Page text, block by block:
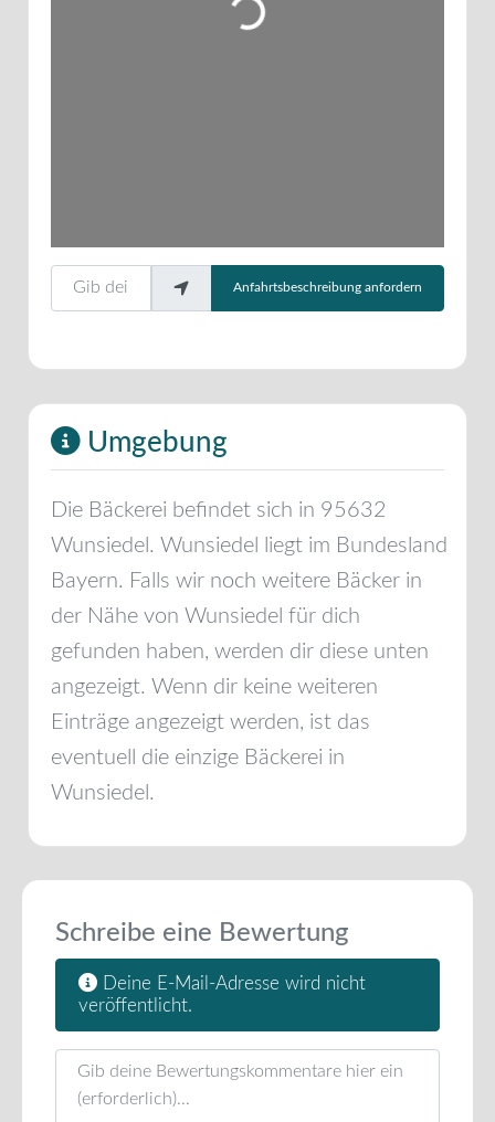
Wird geladen …
Gib deinen Standort ein.
Anfahrtsbeschreibung anfordern
Umgebung
Die Bäckerei befindet sich in 95632
Wunsiedel . Wunsiedel
liegt im Bundesland
Bayern. Falls wir noch weitere Bäcker in
der Nähe von Wunsiedel für dich
gefunden haben, werden dir diese unten
angezeigt. Wenn dir keine weiteren
Einträge angezeigt werden, ist das
eventuell die einzige Bäckerei in
Wunsiedel .
Schreibe eine Bewertung
Deine E-Mail-Adresse wird nicht
veröffentlicht.
Rezensionstext